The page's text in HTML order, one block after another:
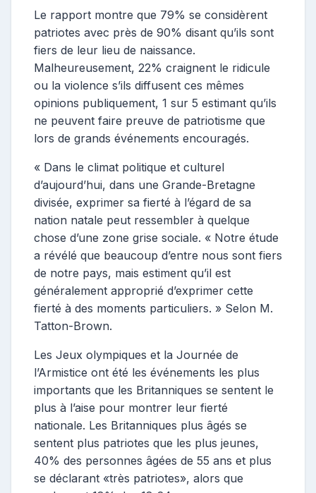
Le rapport montre que 79% se considèrent
patriotes avec près de 90% disant qu’ils sont
fiers de leur lieu de naissance.
Malheureusement, 22% craignent le ridicule
ou la violence s’ils diffusent ces mêmes
opinions publiquement, 1 sur 5 estimant qu’ils
ne peuvent faire preuve de patriotisme que
lors de grands événements encouragés.
« Dans le climat politique et culturel
d’aujourd’hui, dans une Grande-Bretagne
divisée, exprimer sa fierté à l’égard de sa
nation natale peut ressembler à quelque
chose d’une zone grise sociale. « Notre étude
a révélé que beaucoup d’entre nous sont fiers
de notre pays, mais estiment qu’il est
généralement approprié d’exprimer cette
fierté à des moments particuliers. » Selon M.
Tatton-Brown.
Les Jeux olympiques et la Journée de
l’Armistice ont été les événements les plus
importants que les Britanniques se sentent le
plus à l’aise pour montrer leur fierté
nationale. Les Britanniques plus âgés se
sentent plus patriotes que les plus jeunes,
40% des personnes âgées de 55 ans et plus
se déclarant «très patriotes», alors que